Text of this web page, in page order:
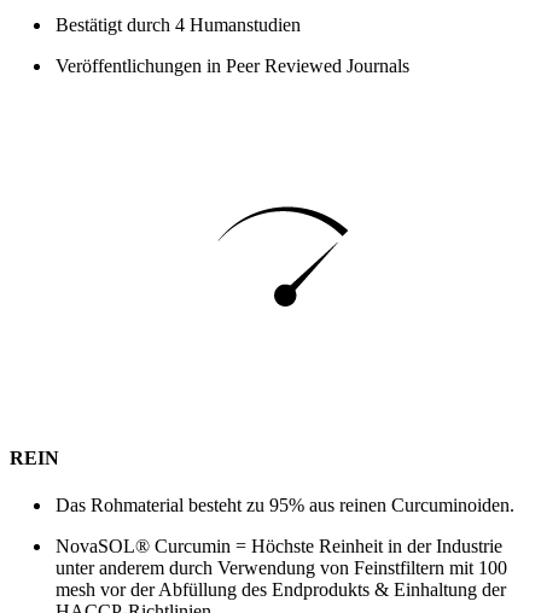
Bestätigt durch 4 Humanstudien
Veröffentlichungen in Peer Reviewed Journals
REIN
Das Rohmaterial besteht zu 95% aus reinen Curcuminoiden.
NovaSOL® Curcumin = Höchste Reinheit in der Industrie
unter anderem durch Verwendung von Feinstfiltern mit 100
mesh vor der Abfüllung des Endprodukts & Einhaltung der